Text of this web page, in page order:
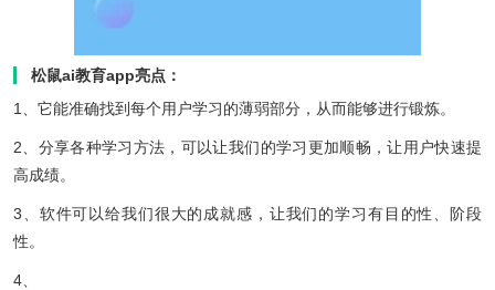
松鼠ai教育app亮点：
1、它能准确找到每个用户学习的薄弱部分，从而能够进行锻炼。
2、分享各种学习方法，可以让我们的学习更加顺畅，让用户快速提
高成绩。
3、软件可以给我们很大的成就感，让我们的学习有目的性、阶段
性。
4、